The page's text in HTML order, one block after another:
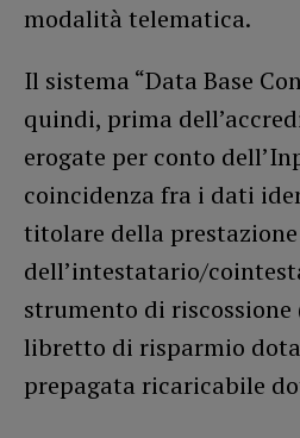
modalità telematica.
Il sistema “Data Base
quindi, prima
erogate per conto
coincidenza fra i dati
titolare della
dell’intestatario/
strumento di
libretto di risparmio
prepagata ricaricabile